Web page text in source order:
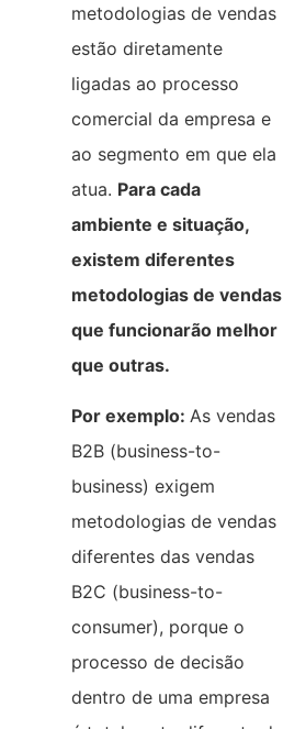
metodologias de vendas
estão diretamente
ligadas ao processo
comercial da empresa e
ao segmento em que ela
atua. Para cada
ambiente e situação,
existem diferentes
metodologias de vendas
que funcionarão melhor
que outras.
Por exemplo: As vendas
B2B (business-to-
business) exigem
metodologias de vendas
diferentes das vendas
B2C (business-to-
consumer), porque o
processo de decisão
dentro de uma empresa